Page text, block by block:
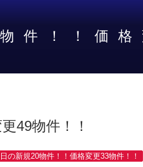
件！！価格
49物件！！
の新規20物件！！価格変更33物件！！